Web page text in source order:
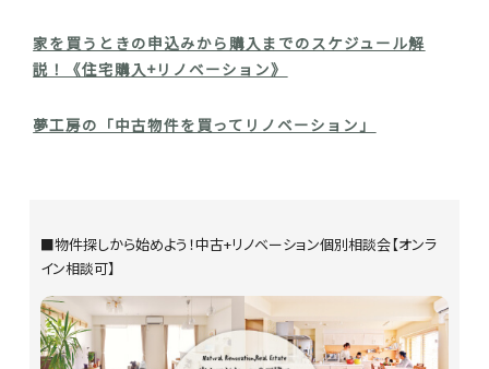
家を買うときの申込みから購入までのスケジュール解
説！《住宅購入+リノベーション》
夢工房の「中古物件を買ってリノベーション」
■物件探しから始めよう！中古+リノベーション個別相談会【オンラ
イン相談可】